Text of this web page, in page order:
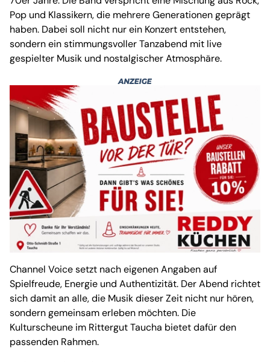
Pop und Klassikern, die mehrere Generationen geprägt
haben. Dabei soll nicht nur ein Konzert entstehen,
sondern ein stimmungsvoller Tanzabend mit live
gespielter Musik und nostalgischer Atmosphäre.
Channel Voice setzt nach eigenen Angaben auf
Spielfreude, Energie und Authentizität. Der Abend richtet
sich damit an alle, die Musik dieser Zeit nicht nur hören,
sondern gemeinsam erleben möchten. Die
Kulturscheune im Rittergut Taucha bietet dafür den
passenden Rahmen.